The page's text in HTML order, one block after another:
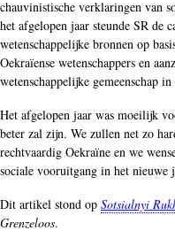
chauvinistische verklaringen van
het afgelopen jaar steunde SR de
wetenschappelijke bronnen op
Oekraïense wetenschappers en
wetenschappelijke gemeenschap
Het afgelopen jaar was moeilijk
beter zal zijn. We zullen net zo
rechtvaardig Oekraïne en we
sociale vooruitgang in het nieuwe
Dit artikel stond op Sotsialnyi
Grenzeloos.